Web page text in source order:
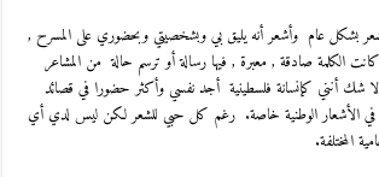
بشكل عام وأشعر أنه يليق بي وبشخصيتي وبحضوري على المسرح ,
الكلمة صادقة , معبرة , فيها رسالة أو ترسم حالة من المشاعر
شك أنني كإنسانة فلسطينية أجد نفسي وأكثر حضورا في قصائد
في الأشعار الوطنية خاصة. رغم كل حبي للشعر لكن ليس لدي أي
المختلفة.